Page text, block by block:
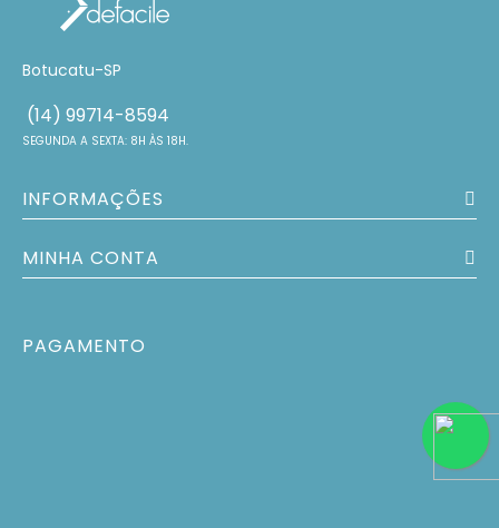
Botucatu-SP
(14) 99714-8594
SEGUNDA A SEXTA: 8H ÀS 18H.
INFORMAÇÕES
MINHA CONTA
PAGAMENTO